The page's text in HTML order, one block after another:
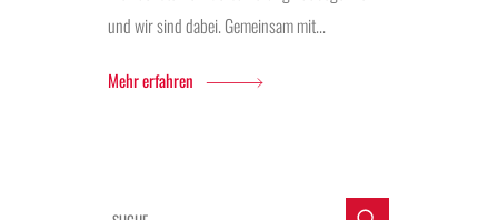
und wir sind dabei. Gemeinsam mit...
Mehr erfahren